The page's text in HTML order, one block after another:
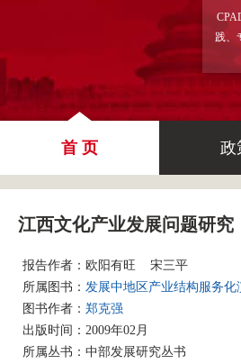
践、
首 页 政
江西文化产业发展问题研究
报告作者： 欧阳有旺
宋三平
所属图书： 发展中地区产业结构服务化
图书作者： 郑克强
出版时间：2009年02月
所属丛书： 中部发展研究丛书